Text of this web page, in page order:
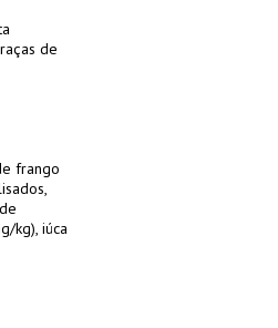
de
frango
kg), iúca